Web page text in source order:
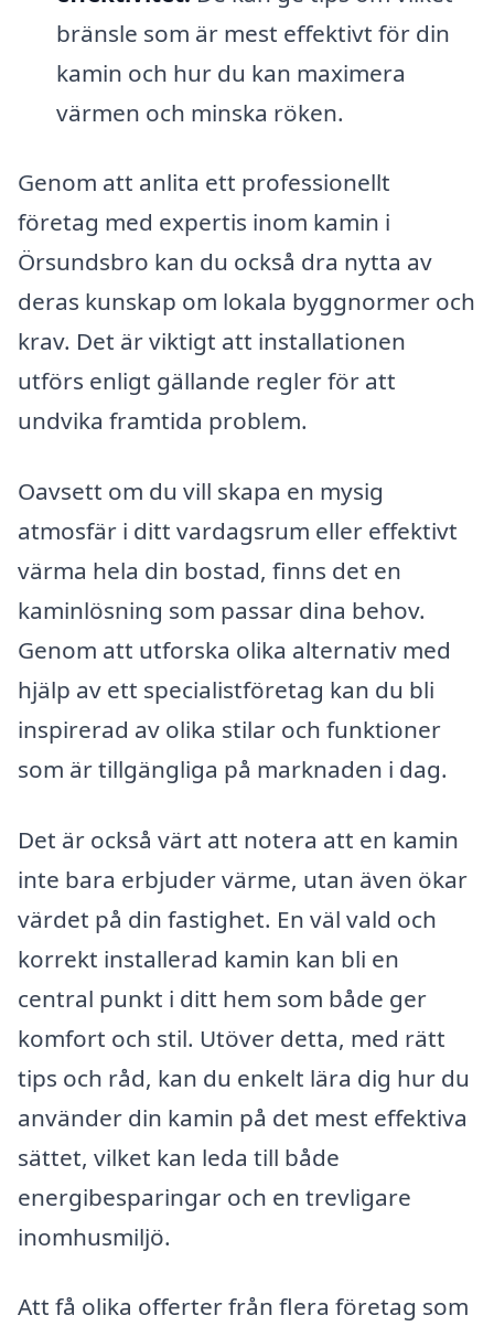
bränsle som är mest effektivt för din
kamin och hur du kan maximera
värmen och minska röken.
Genom att anlita ett professionellt
företag med expertis inom kamin i
Örsundsbro kan du också dra nytta av
deras kunskap om lokala byggnormer och
krav. Det är viktigt att installationen
utförs enligt gällande regler för att
undvika framtida problem.
Oavsett om du vill skapa en mysig
atmosfär i ditt vardagsrum eller effektivt
värma hela din bostad, finns det en
kaminlösning som passar dina behov.
Genom att utforska olika alternativ med
hjälp av ett specialistföretag kan du bli
inspirerad av olika stilar och funktioner
som är tillgängliga på marknaden i dag.
Det är också värt att notera att en kamin
inte bara erbjuder värme, utan även ökar
värdet på din fastighet. En väl vald och
korrekt installerad kamin kan bli en
central punkt i ditt hem som både ger
komfort och stil. Utöver detta, med rätt
tips och råd, kan du enkelt lära dig hur du
använder din kamin på det mest effektiva
sättet, vilket kan leda till både
energibesparingar och en trevligare
inomhusmiljö.
Att få olika offerter från flera företag som